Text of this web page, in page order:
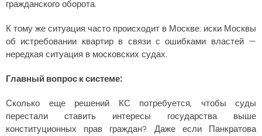
гражданского оборота.
К тому же ситуация часто происходит в Москве: иски Москвы
об истребовании квартир в связи с ошибками властей —
нередкая ситуация в московских судах.
Главный вопрос к системе:
Сколько еще решений КС потребуется, чтобы суды
перестали ставить интересы государства выше
конституционных прав граждан? Даже если Панкратова